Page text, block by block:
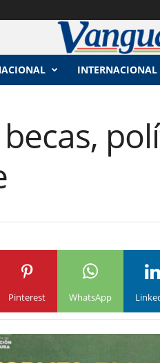
INTERNACIONAL
Pinterest WhatsApp